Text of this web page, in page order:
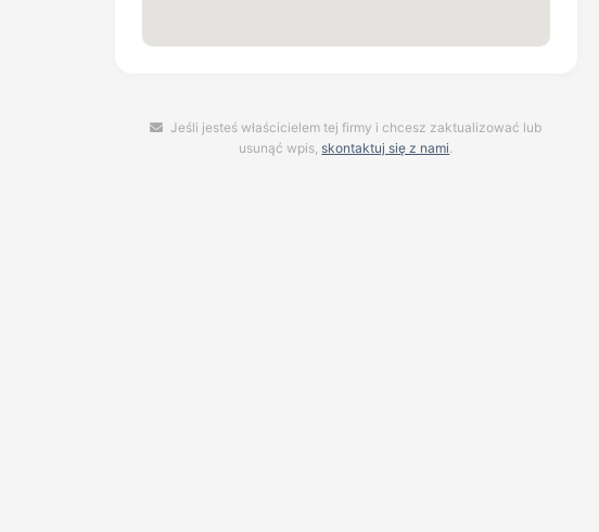
Jeśli jesteś właścicielem tej firmy i chcesz zaktualizować lub
usunąć wpis, skontaktuj się z nami.